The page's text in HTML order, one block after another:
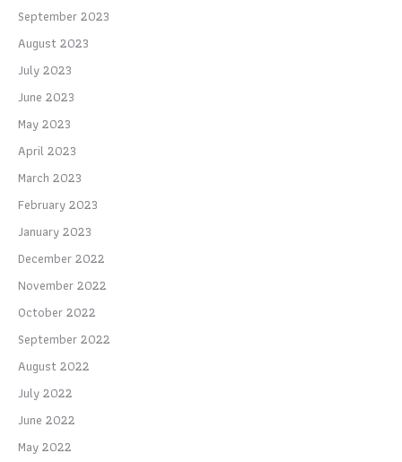
September 2023
August 2023
July 2023
June 2023
May 2023
April 2023
March 2023
February 2023
January 2023
December 2022
November 2022
October 2022
September 2022
August 2022
July 2022
June 2022
May 2022